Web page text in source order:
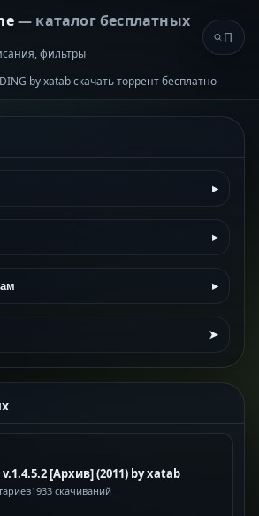
— каталог бесплатных
фильтры
by xatab скачать торрент бесплатно
▸
▸
▸
➤
[Архив] (2011) by xatab
1933 скачиваний